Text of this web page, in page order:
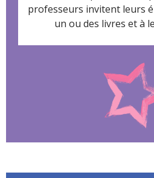
professeurs invitent leurs
un ou des livres età